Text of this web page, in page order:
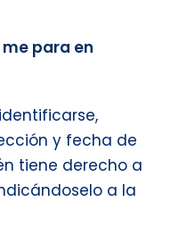
para en
y fecha de
tiene derecho a
a la